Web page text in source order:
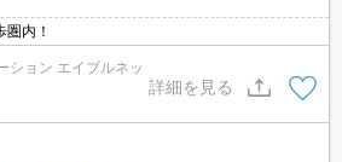
圏内！
ション エイブルネッ
詳細を見る